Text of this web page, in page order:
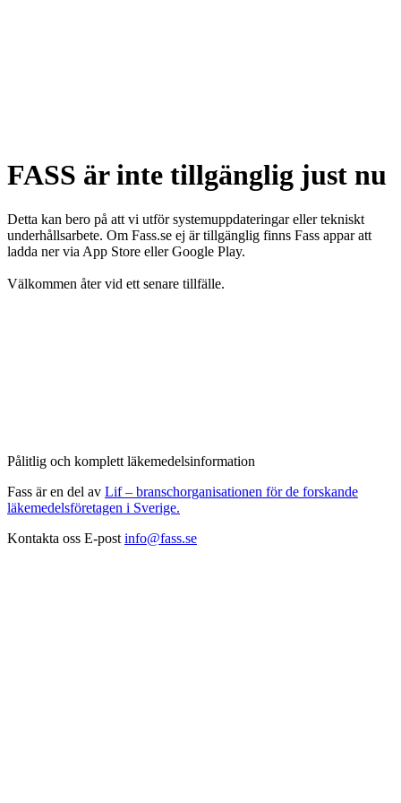
FASS är inte tillgänglig just nu
Detta kan bero på att vi utför systemuppdateringar eller tekniskt
underhållsarbete. Om Fass.se ej är tillgänglig finns Fass appar att
ladda ner via App Store eller Google Play.
Välkommen åter vid ett senare tillfälle.
Pålitlig och komplett läkemedelsinformation
Fass är en del av Lif – branschorganisationen för de forskande
läkemedelsföretagen i Sverige.
Kontakta oss E-post info@fass.se